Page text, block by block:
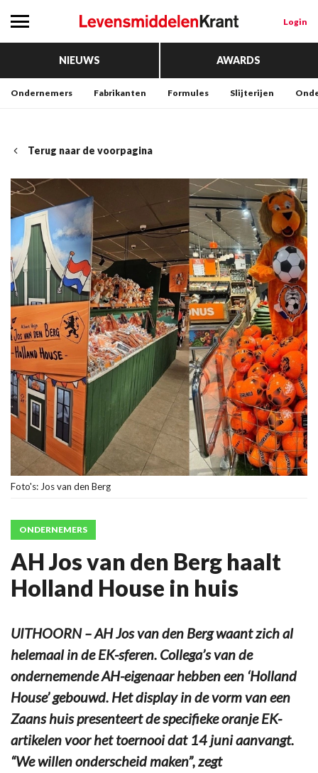
Login
NIEUWS AWARDS
Ondernemers Fabrikanten Formules Slijterijen
Terug naar de voorpagina
Foto's: Jos van den Berg
ONDERNEMERS
AH Jos van den Berg haalt
Holland House in huis
UITHOORN – AH Jos van den Berg waant zich al
helemaal in de EK-sferen. Collega’s van de
ondernemende AH-eigenaar hebben een ‘Holland
House’ gebouwd. Het display in de vorm van een
Zaans huis presenteert de specifieke oranje EK-
artikelen voor het toernooi dat 14 juni aanvangt.
“We willen onderscheid maken”, zegt